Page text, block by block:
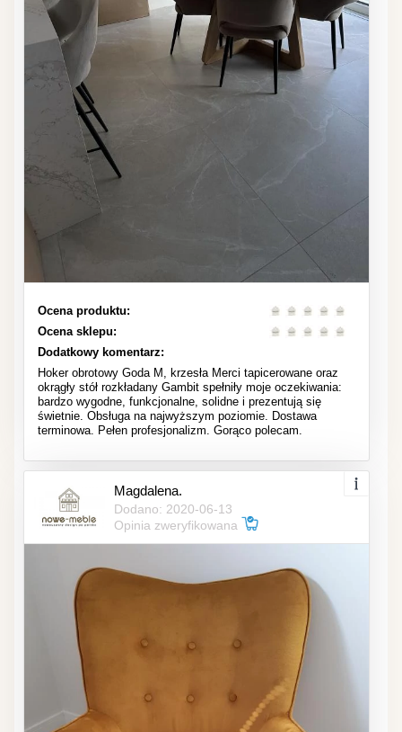
Ocena produktu:
Ocena sklepu:
Dodatkowy komentarz:
Hoker obrotowy Goda M, krzesła Merci tapicerowane oraz
okrągły stół rozkładany Gambit spełniły moje oczekiwania:
bardzo wygodne, funkcjonalne, solidne i prezentują się
świetnie. Obsługa na najwyższym poziomie. Dostawa
terminowa. Pełen profesjonalizm. Gorąco polecam.
Magdalena.
Dodano: 2020-06-13
Opinia zweryfikowana